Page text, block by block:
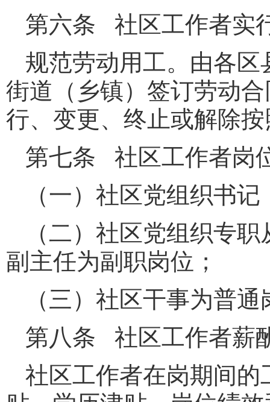
第六条 社区工作者实
规范劳动用工。由各
街道（乡镇）签订劳动
行、变更、终止或解除
第七条 社区工作者岗
（一）社区党组织书
（二）社区党组织专
副主任为副职岗位；
（三）社区干事为普通
第八条 社区工作者薪
社区工作者在岗期间